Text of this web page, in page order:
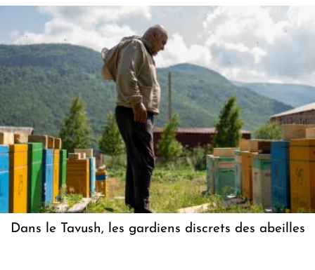
Dans le Tavush, les gardiens discrets des abeilles